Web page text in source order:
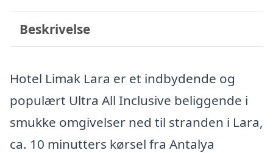
Beskrivelse
Hotel Limak Lara er et indbydende og
populært Ultra All Inclusive beliggende i
smukke omgivelser ned til stranden i Lara,
ca. 10 minutters kørsel fra Antalya